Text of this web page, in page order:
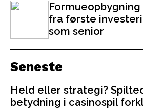
fra første
som senior
Seneste
Held eller strategi?
betydning i casinospil